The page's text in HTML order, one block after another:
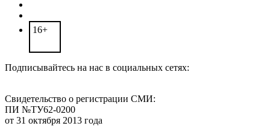
16+
Подписывайтесь на нас в социальных сетях:
Свидетельство о регистрации СМИ:
ПИ №ТУ62-0200
от 31 октября 2013 года